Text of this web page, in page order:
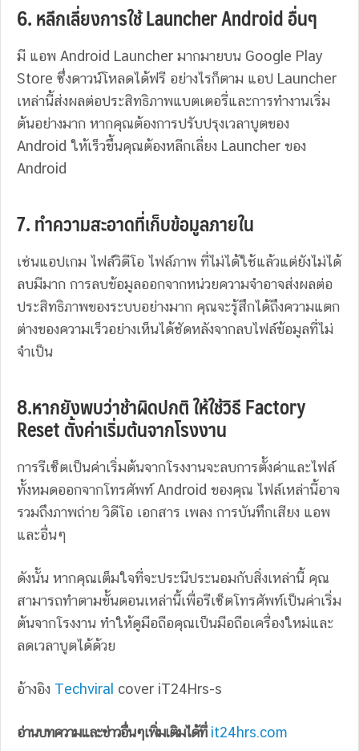
6. หลีกเลี่ยงการใช้ Launcher Android อื่นๆ
มี แอพ Android Launcher มากมายบน Google Play
Store ซึ่งดาวน์โหลดได้ฟรี อย่างไรก็ตาม แอป Launcher
เหล่านี้ส่งผลต่อประสิทธิภาพแบตเตอรี่และการทำงานเริ่ม
ต้นอย่างมาก หากคุณต้องการปรับปรุงเวลาบูตของ
Android ให้เร็วขึ้นคุณต้องหลีกเลี่ยง Launcher ของ
Android
7. ทำความสะอาดที่เก็บข้อมูลภายใน
เช่นแอปเกม ไฟล์วิดีโอ ไฟล์ภาพ ที่ไม่ได้ใช้แล้วแต่ยังไม่ได้
ลบมีมาก การลบข้อมูลออกจากหน่วยความจำอาจส่งผลต่อ
ประสิทธิภาพของระบบอย่างมาก คุณจะรู้สึกได้ถึงความแตก
ต่างของความเร็วอย่างเห็นได้ชัดหลังจากลบไฟล์ข้อมูลที่ไม่
จำเป็น
8.หากยังพบว่าช้าผิดปกติ ให้ใช้วิธี Factory
Reset ตั้งค่าเริ่มต้นจากโรงงาน
การรีเซ็ตเป็นค่าเริ่มต้นจากโรงงานจะลบการตั้งค่าและไฟล์
ทั้งหมดออกจากโทรศัพท์ Android ของคุณ ไฟล์เหล่านี้อาจ
รวมถึงภาพถ่าย วิดีโอ เอกสาร เพลง การบันทึกเสียง แอพ
และอื่นๆ
ดังนั้น หากคุณเต็มใจที่จะประนีประนอมกับสิ่งเหล่านี้ คุณ
สามารถทำตามขั้นตอนเหล่านี้เพื่อรีเซ็ตโทรศัพท์เป็นค่าเริ่ม
ต้นจากโรงงาน ทำให้ดูมือถือคุณเป็นมือถือเครื่องใหม่และ
ลดเวลาบูตได้ด้วย
อ้างอิง Techviral cover iT24Hrs-s
อ่านบทความและข่าวอื่นๆเพิ่มเติมได้ที่ it24hrs.com